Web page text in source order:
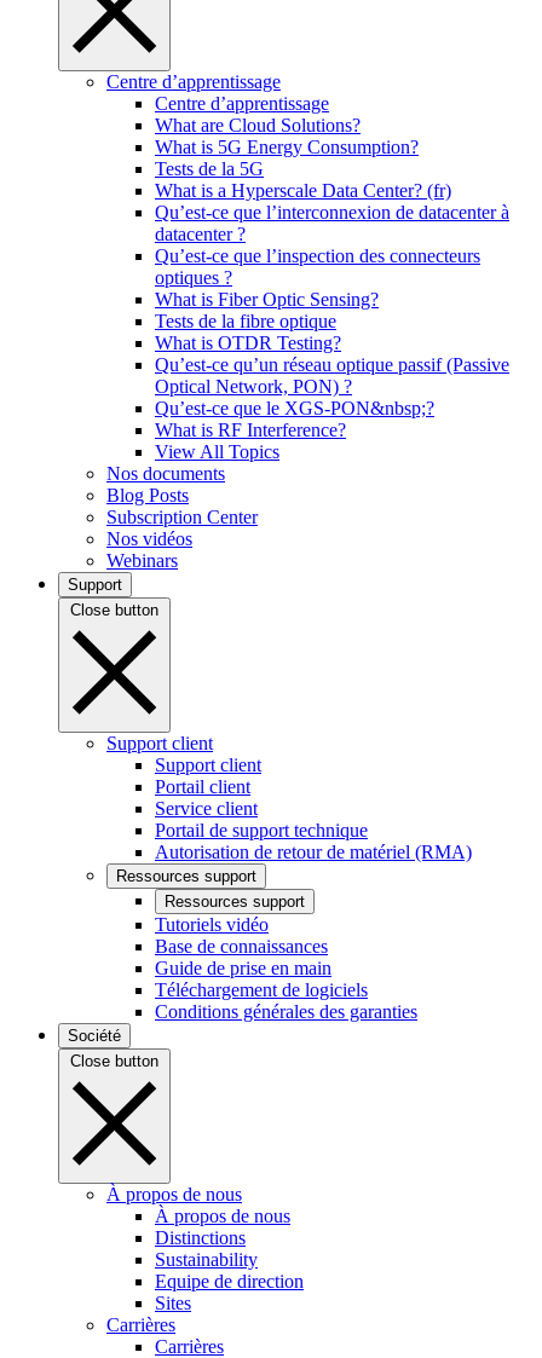
Centre d’apprentissage
Centre d’apprentissage
What are Cloud Solutions?
What is 5G Energy Consumption?
Tests de la 5G
What is a Hyperscale Data Center? (fr)
Qu’est-ce que l’interconnexion de datacenter à
datacenter ?
Qu’est-ce que l’inspection des connecteurs
optiques ?
What is Fiber Optic Sensing?
Tests de la fibre optique
What is OTDR Testing?
Qu’est-ce qu’un réseau optique passif (Passive
Optical Network, PON) ?
Qu’est-ce que le XGS-PON&nbsp;?
What is RF Interference?
View All Topics
Nos documents
Blog Posts
Subscription Center
Nos vidéos
Webinars
Support
Close button
Support client
Support client
Portail client
Service client
Portail de support technique
Autorisation de retour de matériel (RMA)
Ressources support
Ressources support
Tutoriels vidéo
Base de connaissances
Guide de prise en main
Téléchargement de logiciels
Conditions générales des garanties
Société
Close button
À propos de nous
À propos de nous
Distinctions
Sustainability
Equipe de direction
Sites
Carrières
Carrières